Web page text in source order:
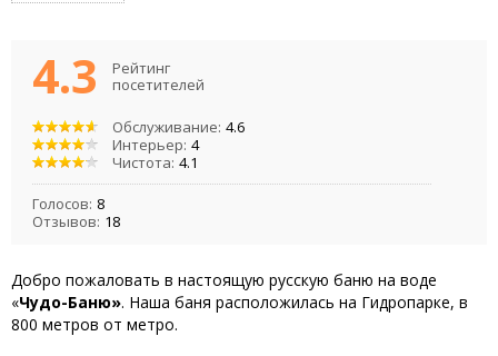
4.3
Рейтинг
посетителей
Обслуживание: 4.6
Интерьер: 4
Чистота: 4.1
Голосов: 8
Отзывов: 18
Добро пожаловать в настоящую русскую баню на воде
«Чудо-Баню». Наша баня расположилась на Гидропарке, в
800 метров от метро.